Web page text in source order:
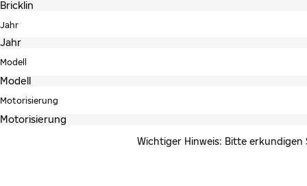
Jahr
Modell
Motorisierung
Wichtiger Hinweis: Bitte